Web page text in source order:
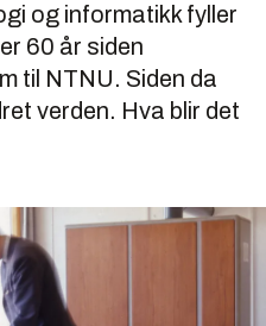
og informatikk fyller
60 år siden
til NTNU. Siden da
verden. Hva blir det